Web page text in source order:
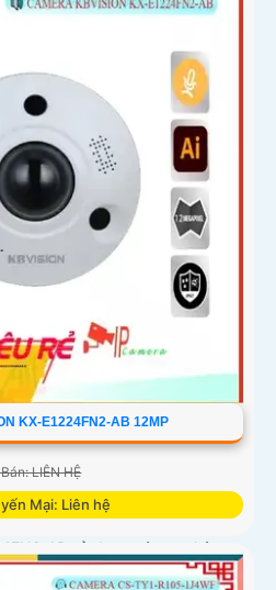
KX-E1224FN2-AB 12MP
LIÊN HỆ
Mại: Liên hệ
AB sử dụng công nghệ
giám sát tốt trong môi